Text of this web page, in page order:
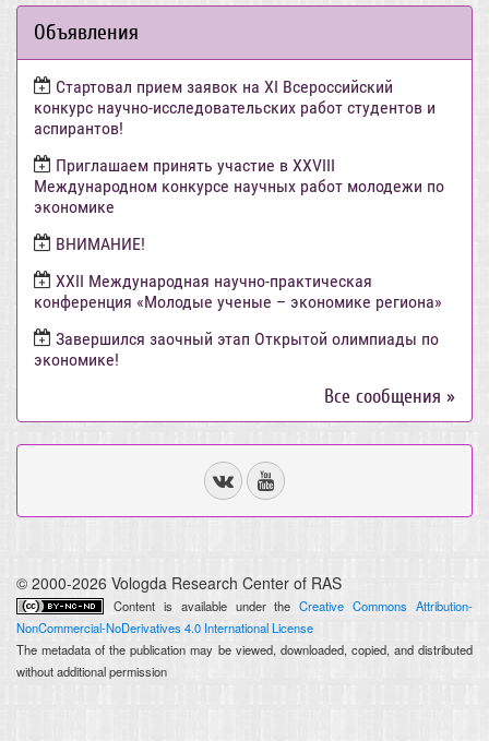
Объявления
Стартовал прием заявок на XI Всероссийский
конкурс научно-исследовательских работ студентов и
аспирантов!
Приглашаем принять участие в XXVIII
Международном конкурсе научных работ молодежи по
экономике
ВНИМАНИЕ!
ХХII Международная научно-практическая
конференция «Молодые ученые – экономике региона»
Завершился заочный этап Открытой олимпиады по
экономике!
Все сообщения »
© 2000-2026 Vologda Research Center of RAS
Content is available under theCreative Commons Attribution-
NonCommercial-NoDerivatives 4.0 International License
The metadata of the publication may be viewed, downloaded, copied, and distributed
without additional permission